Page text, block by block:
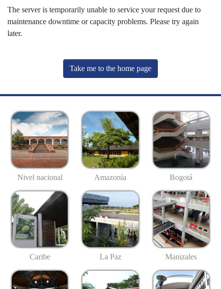
The server is temporarily unable to service your request due to
maintenance downtime or capacity problems. Please try again
later.
Take me to the home page
Nivel nacional Amazonía Bogotá
Caribe La Paz Manizales